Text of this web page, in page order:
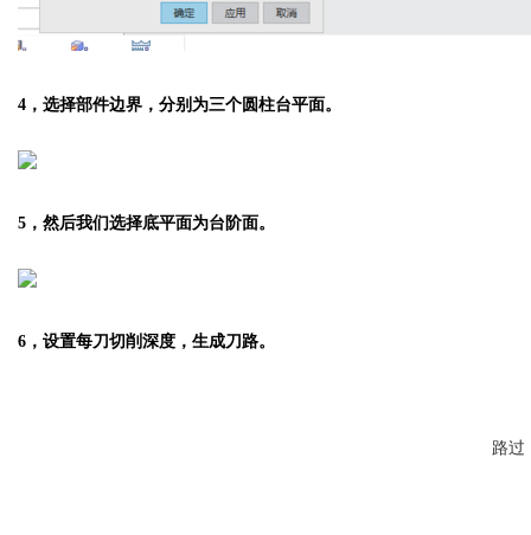
4，选择部件边界，分别为三个圆柱台平面。
5，然后我们选择底平面为台阶面。
6，设置每刀切削深度，生成刀路。
路过